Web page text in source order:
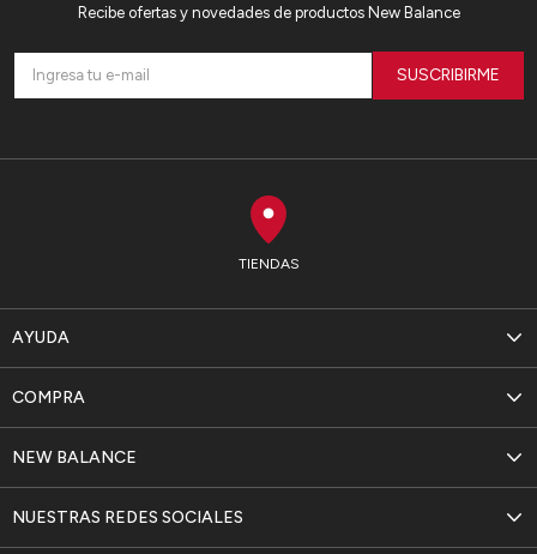
TIENDAS
AYUDA
NEW BALANCE
COMPRA
NUESTRAS REDES SOCIALES
Recibe ofertas y novedades de productos New Balance
SUSCRIBIRME